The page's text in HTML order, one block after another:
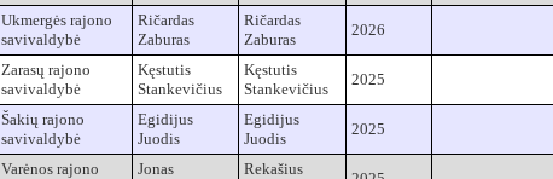
Ukmergės rajono
savivaldybė
Ričardas
Zaburas
Ričardas
Zaburas
2026
Zarasų rajono
savivaldybė
Kęstutis
Stankevičius
Kęstutis
Stankevičius
2025
Šakių rajono
savivaldybė
Egidijus
Juodis
Egidijus
Juodis
2025
Varėnos rajono
Jonas
Rekašius